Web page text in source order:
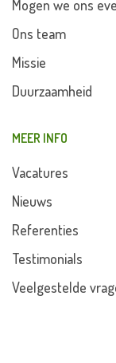
Mogen we ons
Ons team
Missie
Duurzaamheid
MEER INFO
Vacatures
Nieuws
Referenties
Testimonials
Veelgestelde